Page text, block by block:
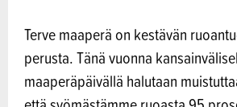
Terve maaperä on kestävän
perusta. Tänä vuonna
maaperäpäivällä halutaan